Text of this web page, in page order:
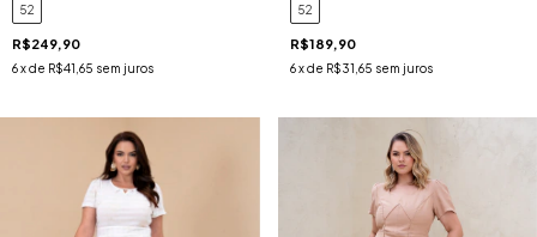
52
R$249,90
6x de R$41,65 sem juros
52
R$189,90
6 x de R$31,65 sem juros